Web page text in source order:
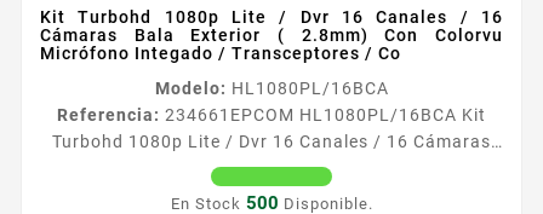
Kit Turbohd 1080p Lite / Dvr 16 Canales / 16
Cámaras Bala Exterior ( 2.8mm) Con Colorvu
Micrófono Integado / Transceptores / Co
Modelo: HL1080PL/16BCA
Referencia: 234661 EPCOM HL1080PL/16BCA Kit
Turbohd 1080p Lite / Dvr 16 Canales / 16 Cámaras
Bala Exterior ( 2.8mm) Con Colorvu Micrófono
Integado / Transceptores / Co HL1080PL16BCA El
En Stock 500 Disponible.